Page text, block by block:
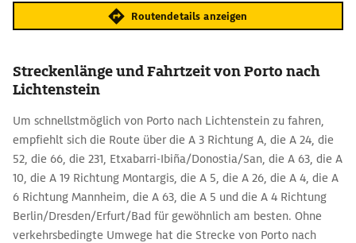
Routendetails anzeigen
Streckenlänge und Fahrtzeit von Porto nach
Lichtenstein
Um schnellstmöglich von Porto nach Lichtenstein zu fahren,
empfiehlt sich die Route über die A 3 Richtung A, die A 24, die
52, die 66, die 231, Etxabarri-Ibiña/Donostia/San, die A 63, die A
10, die A 19 Richtung Montargis, die A 5, die A 26, die A 4, die A
6 Richtung Mannheim, die A 63, die A 5 und die A 4 Richtung
Berlin/Dresden/Erfurt/Bad für gewöhnlich am besten. Ohne
verkehrsbedingte Umwege hat die Strecke von Porto nach